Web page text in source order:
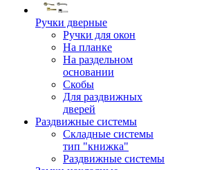
Ручки дверные
Ручки для окон
На планке
На раздельном
основании
Скобы
Для раздвижных
дверей
Раздвижные системы
Складные системы
тип "книжка"
Раздвижные системы